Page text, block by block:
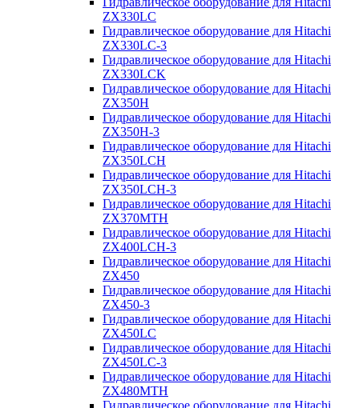
ZX330LC
Гидравлическое оборудование для Hitachi
ZX330LC-3
Гидравлическое оборудование для Hitachi
ZX330LCK
Гидравлическое оборудование для Hitachi
ZX350H
Гидравлическое оборудование для Hitachi
ZX350H-3
Гидравлическое оборудование для Hitachi
ZX350LCH
Гидравлическое оборудование для Hitachi
ZX350LCH-3
Гидравлическое оборудование для Hitachi
ZX370MTH
Гидравлическое оборудование для Hitachi
ZX400LCH-3
Гидравлическое оборудование для Hitachi
ZX450
Гидравлическое оборудование для Hitachi
ZX450-3
Гидравлическое оборудование для Hitachi
ZX450LC
Гидравлическое оборудование для Hitachi
ZX450LC-3
Гидравлическое оборудование для Hitachi
ZX480MTH
Гидравлическое оборудование для Hitachi